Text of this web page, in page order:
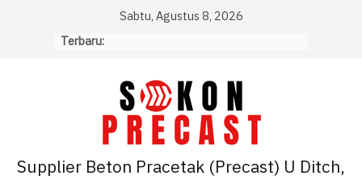
Sabtu, Agustus 8, 2026
Terbaru:
Supplier Beton Pracetak (Precast) U Ditch,